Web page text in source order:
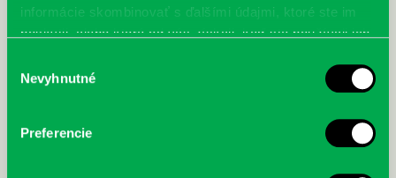
informácie skombinovať s ďalšími údajmi, ktoré ste im
poskytli, alebo ktoré od vás získali, keď ste používali ich
súhlasu
Nevyhnutné
Preferencie
cyklistu modernej doby: